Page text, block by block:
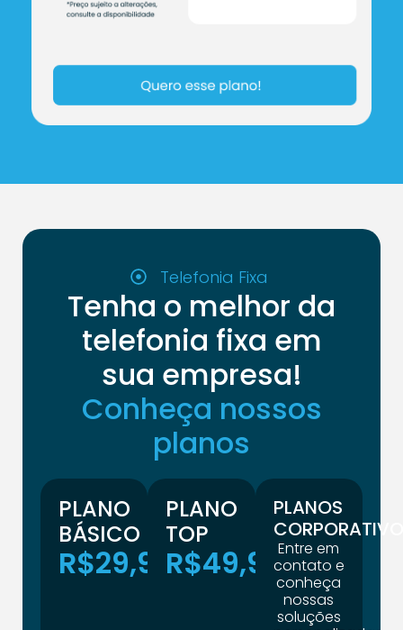
Telefonia Fixa
Tenha o melhor da
telefonia fixa em
sua empresa!
Conheça nossos
planos
PLANO
BÁSICO
R$29,90
PLANO
TOP
R$49,90
PLANOS
Entre em
contato e
conheça
nossas
soluções